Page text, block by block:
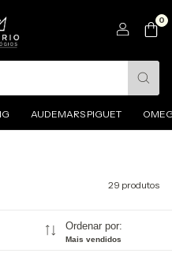
0
AUDEMARS PIGUET
29 produtos
Ordenar por:
Mais vendidos